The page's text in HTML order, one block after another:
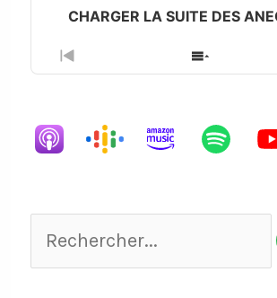
Previous
Episode
Show
Episodes
Rechercher...